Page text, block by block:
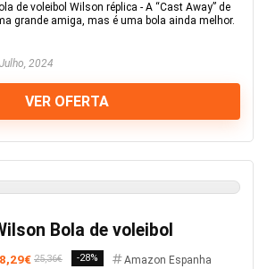
de voleibol Wilson réplica - A “Cast Away” de
grande amiga, mas é uma bola ainda melhor.
2024
VER OFERTA
Bola de voleibol
25,36€ -28% Amazon Espanha